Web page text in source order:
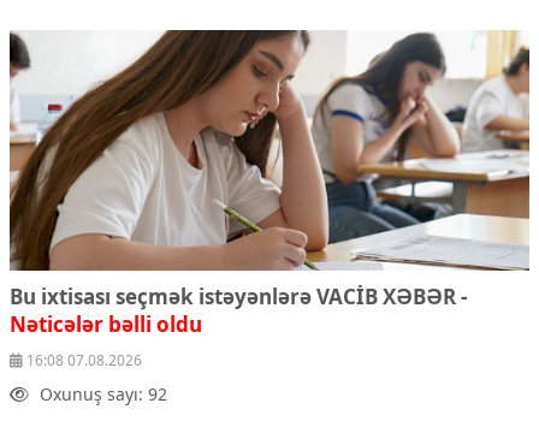
Bu ixtisası seçmək istəyənlərə VACİB XƏBƏR -
Nəticələr bəlli oldu
16:08 07.08.2026
Oxunuş sayı: 92